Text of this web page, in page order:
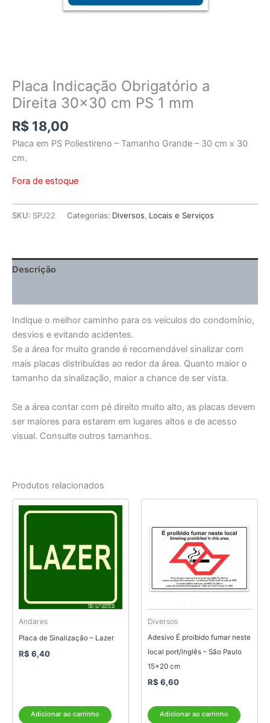
Placa Indicação Obrigatório a
Direita 30×30 cm PS 1 mm
R$ 18,00
Placa em PS Poliestireno – Tamanho Grande – 30 cm x 30
cm.
Fora de estoque
SKU: SPJ22 Categorias: Diversos, Locais e Serviços
Descrição
Indique o melhor caminho para os veículos do condomínio,
desvios e evitando acidentes.
Se a área for muito grande é recomendável sinalizar com
mais placas distribuídas ao redor da área. Quanto maior o
tamanho da sinalização, maior a chance de ser vista.
Se a área contar com pé direito muito alto, as placas devem
ser maiores para estarem em lugares altos e de acesso
visual. Consulte outros tamanhos.
Produtos relacionados
Andares
Placa de Sinalização – Lazer
R$ 6,40
Adicionar ao carrinho
Diversos
Adesivo É proibido fumar neste
local port/inglês – São Paulo
15×20 cm
R$ 6,60
Adicionar ao carrinho